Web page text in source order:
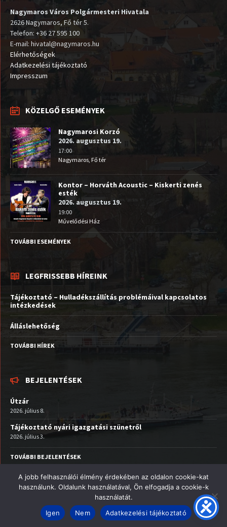
Nagymaros Város Polgármesteri Hivatala
2626 Nagymaros, Fő tér 5.
Telefon: +36 27 595 100
E-mail: hivatal@nagymaros.hu
Elérhetőségek
Adatkezelési tájékoztató
Impresszum
KÖZELGŐ ESEMÉNYEK
Nagymarosi Korzó
2026. augusztus 19.
17:00
Nagymaros, Fő tér
Kontor – Horváth Acoustic – Kiskerti zenés
esték
2026. augusztus 19.
19:00
Művelődési Ház
TOVÁBBI ESEMÉNYEK
LEGFRISSEBB HÍREINK
Tájékoztató – Hulladékszállítás problémáival kapcsolatos
intézkedések
Álláslehetőség
TOVÁBBI HÍREK
BEJELENTÉSEK
Útzár
2026. július 8.
Tájékoztató nyári igazgatási szünetről
2026. július 3.
TOVÁBBI BEJELENTÉSEK
Facebook
EmailYouTube
A jobb felhasználói élmény érdekében az oldalon cookie-kat
használunk. Oldalunk használatával, Ön elfogadja a cookie-k
használatát.
Igen
Nem Adatkezelési tájékoztató